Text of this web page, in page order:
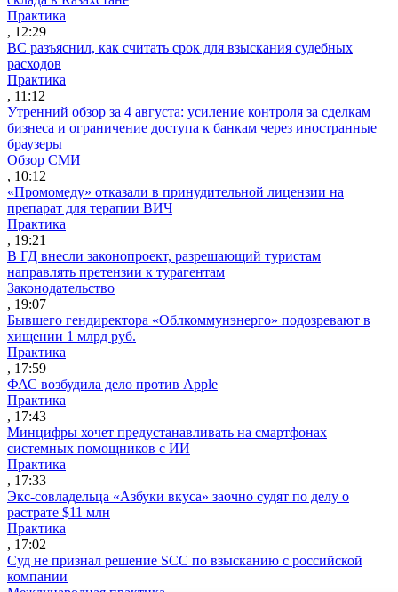
Практика
, 12:29
ВС разъяснил, как считать срок для взыскания судебных
расходов
Практика
, 11:12
Утренний обзор за 4 августа: усиление контроля за сделкам
бизнеса и ограничение доступа к банкам через иностранные
браузеры
Обзор СМИ
, 10:12
«Промомеду» отказали в принудительной лицензии на
препарат для терапии ВИЧ
Практика
, 19:21
В ГД внесли законопроект, разрешающий туристам
направлять претензии к турагентам
Законодательство
, 19:07
Бывшего гендиректора «Облкоммунэнерго» подозревают в
хищении 1 млрд руб.
Практика
, 17:59
ФАС возбудила дело против Apple
Практика
, 17:43
Минцифры хочет предустанавливать на смартфонах
системных помощников с ИИ
Практика
, 17:33
Экс-совладельца «Азбуки вкуса» заочно судят по делу о
растрате $11 млн
Практика
, 17:02
Суд не признал решение SCC по взысканию с российской
компании